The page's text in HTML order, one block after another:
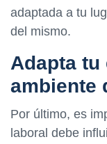
adaptada a tu
del mismo.
Adapta
ambiente
Por último, es
laboral debe